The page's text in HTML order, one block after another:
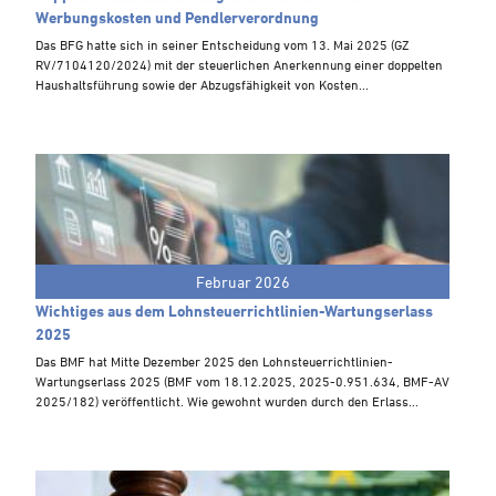
Steuern A-Z
Videoarchiv
Werbungskosten und Pendlerverordnung
Das BFG hatte sich in seiner Entscheidung vom 13. Mai 2025 (GZ
RV/7104120/2024) mit der steuerlichen Anerkennung einer doppelten
Haushaltsführung sowie der Abzugsfähigkeit von Kosten...
Februar 2026
Wichtiges aus dem Lohnsteuerrichtlinien-Wartungserlass
2025
Das BMF hat Mitte Dezember 2025 den Lohnsteuerrichtlinien-
Wartungserlass 2025 (BMF vom 18.12.2025, 2025-0.951.634, BMF-AV
2025/182) veröffentlicht. Wie gewohnt wurden durch den Erlass...